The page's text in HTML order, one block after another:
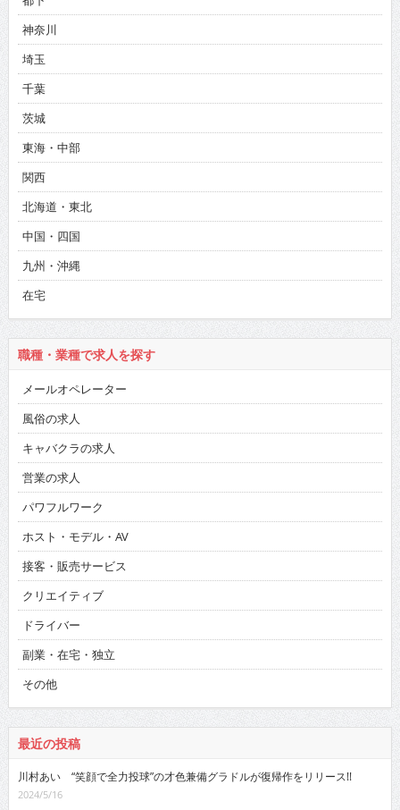
神奈川
埼玉
千葉
茨城
東海・中部
関西
北海道・東北
中国・四国
九州・沖縄
在宅
職種・業種で求人を探す
メールオペレーター
風俗の求人
キャバクラの求人
営業の求人
パワフルワーク
ホスト・モデル・AV
接客・販売サービス
クリエイティブ
ドライバー
副業・在宅・独立
その他
最近の投稿
川村あい “笑顔で全力投球”の才色兼備グラドルが復帰作をリリース!!
2024/5/16